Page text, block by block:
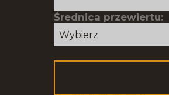
Średnica przewiertu: